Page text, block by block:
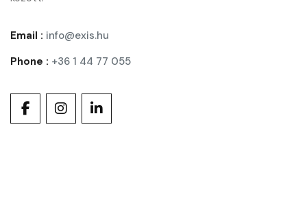
Email : info@exis.hu
Phone : +36 1 44 77 055